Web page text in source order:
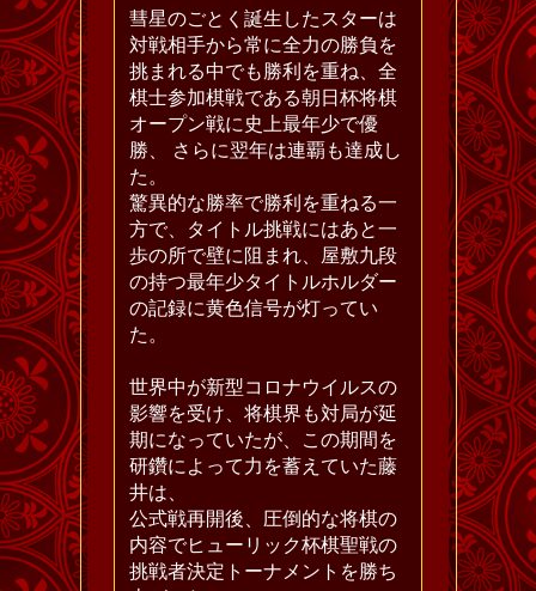
彗星のごとく誕生したスターは
対戦相手から常に全力の勝負を
挑まれる中でも勝利を重ね、全
棋士参加棋戦である朝日杯将棋
オープン戦に史上最年少で優
勝、 さらに翌年は連覇も達成し
た。
驚異的な勝率で勝利を重ねる一
方で、タイトル挑戦にはあと一
歩の所で壁に阻まれ、屋敷九段
の持つ最年少タイトルホルダー
の記録に黄色信号が灯ってい
た。
世界中が新型コロナウイルスの
影響を受け、将棋界も対局が延
期になっていたが、この期間を
研鑽によって力を蓄えていた藤
井は、
公式戦再開後、圧倒的な将棋の
内容でヒューリック杯棋聖戦の
挑戦者決定トーナメントを勝ち